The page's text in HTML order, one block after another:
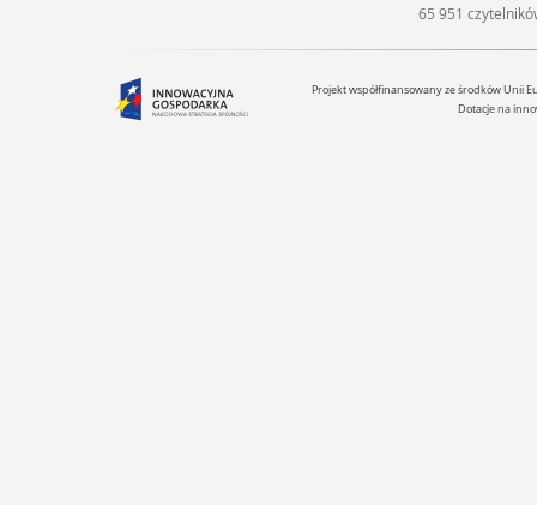
65 951
Projekt współfinansowany ze środków Unii
Dotacje na